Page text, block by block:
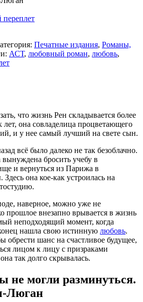
переплет
Печатные издания, Романы,
АСТ, любовный роман, любовь,
что жизнь Рен складывается более
она совладелица процветающего
и у нее самый лучший на свете сын.
всё было далеко не так безоблачно.
вынуждена бросить учебу в
и вернуться из Парижа в
она кое-как устроилась на
наверное, можно уже не
прошлое внезапно врывается в жизнь
неподходящий момент, когда
нашла свою истинную любовь.
обрести шанс на счастливое будущее,
лицом к лицу с призраками
так долго скрывалась.
не могли разминуться.
Люган